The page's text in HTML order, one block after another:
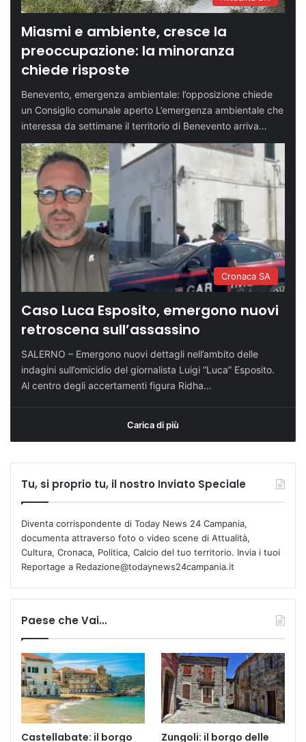
Miasmi e ambiente, cresce la
preoccupazione: la minoranza
chiede risposte
Benevento, emergenza ambientale: l’opposizione chiede
un Consiglio comunale aperto L’emergenza ambientale che
interessa da settimane il territorio di Benevento arriva…
Cronaca SA
Caso Luca Esposito, emergono nuovi
retroscena sull’assassino
SALERNO – Emergono nuovi dettagli nell’ambito delle
indagini sull’omicidio del giornalista Luigi “Luca” Esposito.
Al centro degli accertamenti figura Ridha…
Carica di più
Tu, si proprio tu, il nostro Inviato Speciale
Diventa corrispondente di Today News 24 Campania,
documenta attraverso foto o video scene di Attualità,
Cultura, Cronaca, Politica, Calcio del tuo territorio. Invia i tuoi
Reportage a Redazione@todaynews24campania.it
Paese che Vai…
Castellabate: il borgo Zungoli: il borgo delle